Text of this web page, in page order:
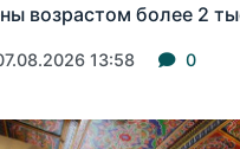
возрастом более 2
13:58 0